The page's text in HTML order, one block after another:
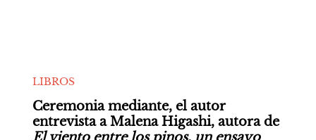
LIBROS
Ceremonia mediante, el autor
entrevista a Malena Higashi, autora de